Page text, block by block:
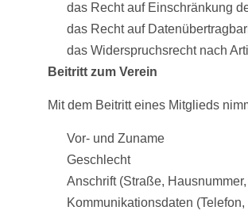
das Recht auf Einschränkung
das Recht auf
das Widerspruchsrecht nach
Beitritt zum Verein
Mit dem Beitritt eines Mitglieds
Vor- und Zuname
Geschlecht
Anschrift (Straße,
Kommunikationsdaten